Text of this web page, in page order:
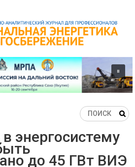
энергосистему
до 45 ГВт ВИЭ